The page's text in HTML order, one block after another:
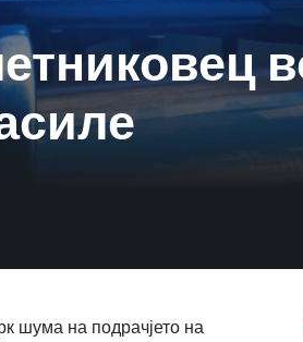
шума на подрачјето на